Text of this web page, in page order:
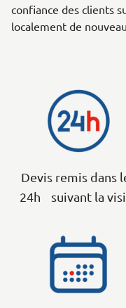
confiance des clients
localement de
Devis remis dans
24h suivant la